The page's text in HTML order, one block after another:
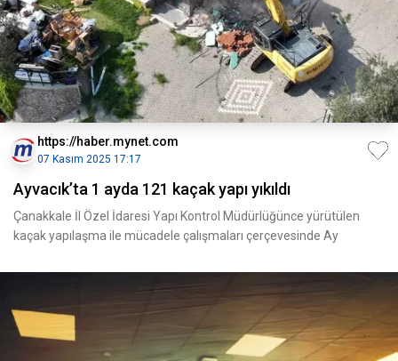
https://haber.mynet.com
07 Kasım 2025 17:17
Ayvacık’ta 1 ayda 121 kaçak yapı yıkıldı
Çanakkale İl Özel İdaresi Yapı Kontrol Müdürlüğünce yürütülen
kaçak yapılaşma ile mücadele çalışmaları çerçevesinde Ay